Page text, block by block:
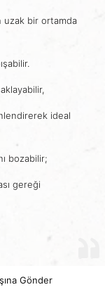
uzak bir ortamda
ideal
bozabilir;
gereği
Gönder